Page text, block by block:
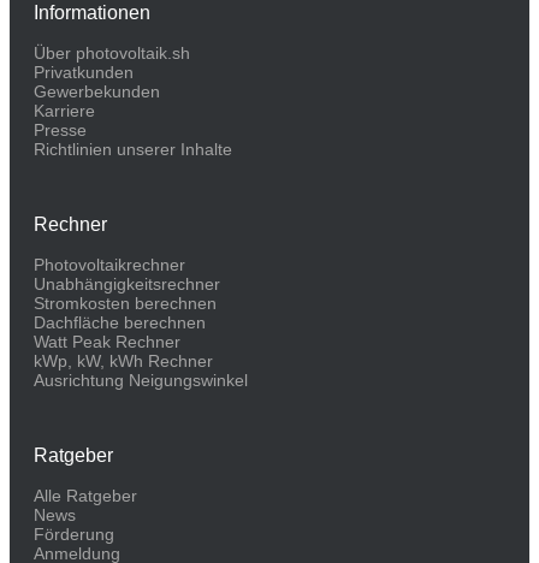
Informationen
Über photovoltaik.sh
Privatkunden
Gewerbekunden
Karriere
Presse
Richtlinien unserer Inhalte
Rechner
Photovoltaikrechner
Unabhängigkeitsrechner
Stromkosten berechnen
Dachfläche berechnen
Watt Peak Rechner
kWp, kW, kWh Rechner
Ausrichtung Neigungswinkel
Ratgeber
Alle Ratgeber
News
Förderung
Anmeldung